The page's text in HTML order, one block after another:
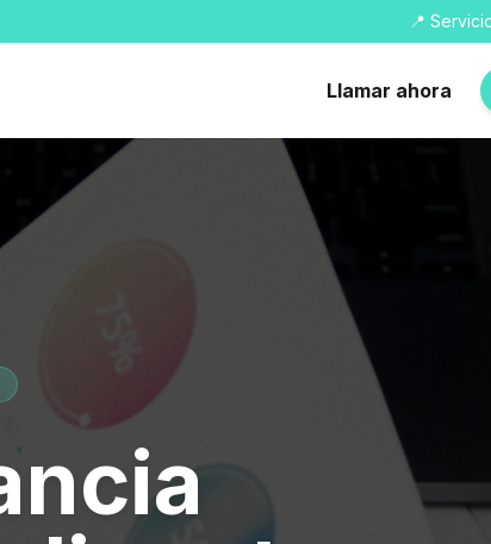
📍
Llamar ahora